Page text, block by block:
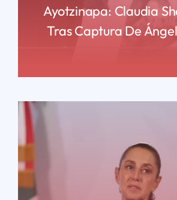
Ayotzinapa: Claudia
Tras Captura De